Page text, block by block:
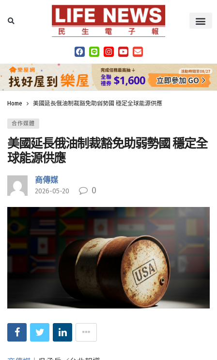
Home 美國延長俄油制裁豁免助弱勢國 穩定全球能源供應
合作媒體
美國延長俄油制裁豁免助弱勢國 穩定全
球能源供應
商傳媒
2026-05-20 0